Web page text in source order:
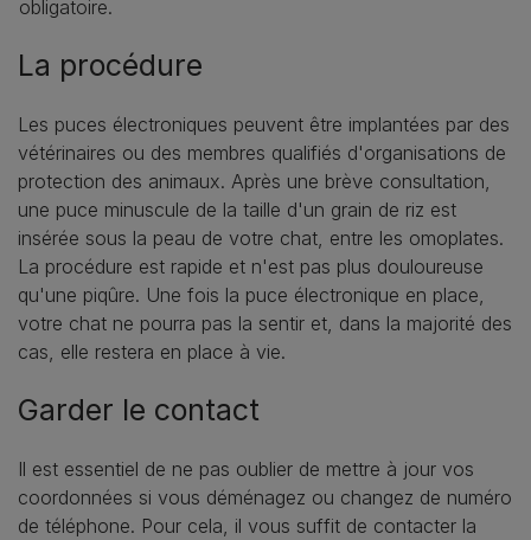
obligatoire.
La procédure
Les puces électroniques peuvent être implantées par des
vétérinaires ou des membres qualifiés d'organisations de
protection des animaux. Après une brève consultation,
une puce minuscule de la taille d'un grain de riz est
insérée sous la peau de votre chat, entre les omoplates.
La procédure est rapide et n'est pas plus douloureuse
qu'une piqûre. Une fois la puce électronique en place,
votre chat ne pourra pas la sentir et, dans la majorité des
cas, elle restera en place à vie.
Garder le contact
Il est essentiel de ne pas oublier de mettre à jour vos
coordonnées si vous déménagez ou changez de numéro
de téléphone. Pour cela, il vous suffit de contacter la